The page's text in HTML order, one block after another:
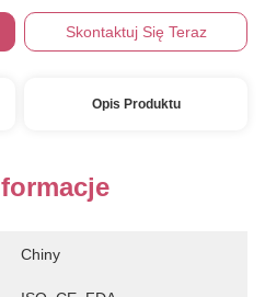
Skontaktuj Się Teraz
Opis Produktu
Chiny